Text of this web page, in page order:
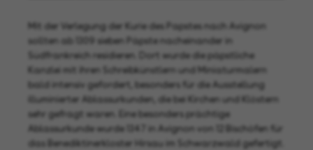
Mit der Verlegung der Kurie des Papstes nach Avignon
sollten ab 1309 sieben Päpste nacheinander in
Südfrankreich residieren. Dort wurde die päpstliche
Kanzlei mit ihren Schreibkünstlern und Miniaturmalern
bald intensiv gefordert, besonders für die Ausstellung
illuminierter Ablassurkunden, die bei Kirchen und Klöstern
sehr gefragt waren. Eine besonders prächtige
Ablassurkunde wurde 1347 in Avignon von 12 Bischöfen für
das Benediktinerkloster Hirsau im Schwarzwald gefertigt.